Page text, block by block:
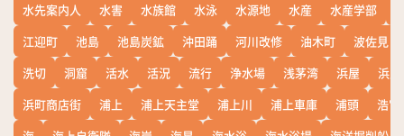
水先案内人
水害 水族館 水泳 水源地 水産 水産学部
江迎町
池島 池島炭鉱 沖田踊 河川改修 油木町
波佐見
洗切
洞窟 活水 活況 流行 浄水場 浅茅湾 浜屋
浜
浜町商店街
浦上 浦上天主堂 浦上川 浦上車庫 浦頭
浩宮